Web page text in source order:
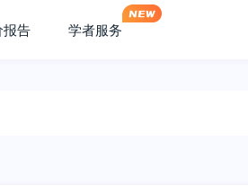
报告 学者服务